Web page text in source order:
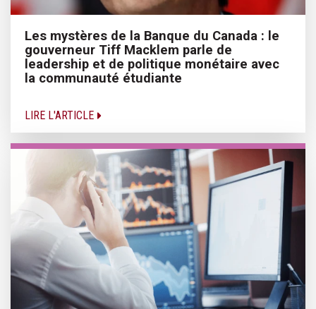
Les mystères de la Banque du Canada : le
gouverneur Tiff Macklem parle de
leadership et de politique monétaire avec
la communauté étudiante
LIRE L'ARTICLE